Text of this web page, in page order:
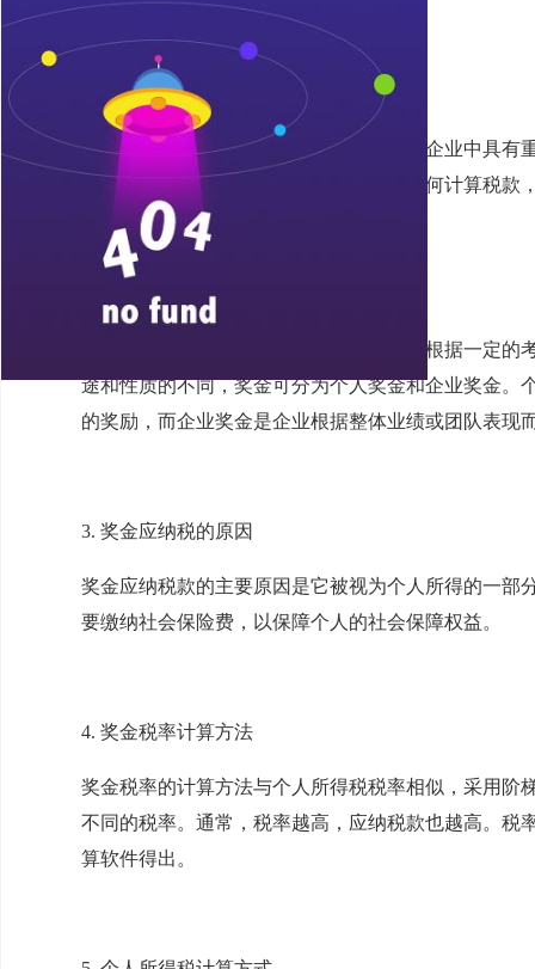
1. 引言
奖金作为一种特殊的收入形式，在个人和企业中具有
杂，容易引起困惑。本文旨在解析奖金如何计算税款
2. 奖金的定义和分类
奖金是指在个人或企业的工作或业务中，根据一定的
途和性质的不同，奖金可分为个人奖金和企业奖金。
的奖励，而企业奖金是企业根据整体业绩或团队表现
3. 奖金应纳税的原因
奖金应纳税款的主要原因是它被视为个人所得的一部
要缴纳社会保险费，以保障个人的社会保障权益。
4. 奖金税率计算方法
奖金税率的计算方法与个人所得税税率相似，采用阶
不同的税率。通常，税率越高，应纳税款也越高。税
算软件得出。